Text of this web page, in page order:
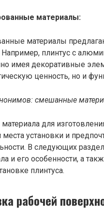
материалы:
материалы
Например, плинтус с
имея декоративные
ценность, но и
смешанные
для
места установки и
В следующих
и его особенности, а
плинтуса.
рабочей